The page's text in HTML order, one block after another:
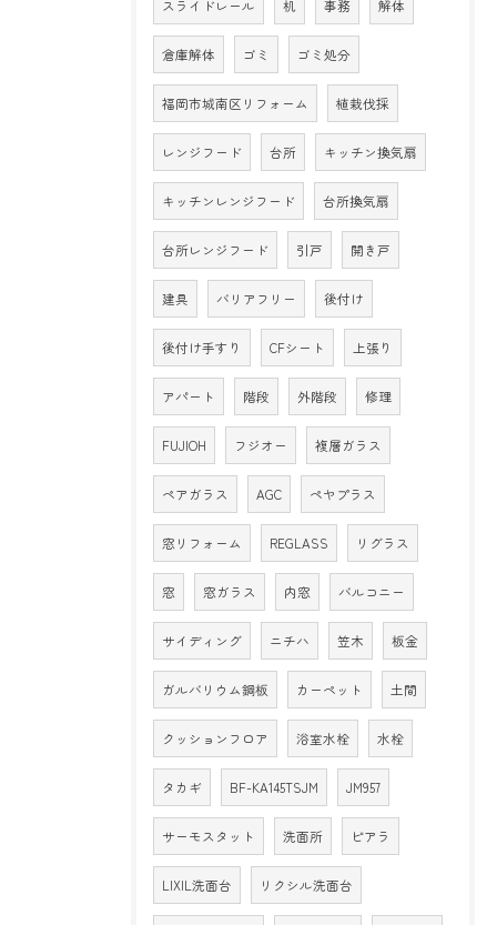
スライドレール 机 事務 解体
倉庫解体 ゴミ ゴミ処分
福岡市城南区リフォーム 植栽伐採
レンジフード 台所 キッチン換気扇
キッチンレンジフード 台所換気扇
台所レンジフード 引戸 開き戸
建具 バリアフリー 後付け
後付け手すり CFシート 上張り
アパート 階段 外階段 修理
FUJIOH フジオー 複層ガラス
ペアガラス AGC ペヤプラス
窓リフォーム REGLASS リグラス
窓 窓ガラス 内窓 バルコニー
サイディング ニチハ 笠木 板金
ガルバリウム鋼板 カーペット 土間
クッションフロア 浴室水栓 水栓
タカギ BF-KA145TSJM JM957
サーモスタット 洗面所 ピアラ
LIXIL洗面台 リクシル洗面台